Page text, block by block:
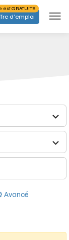
d'emploi
GRATUITE
Avancé